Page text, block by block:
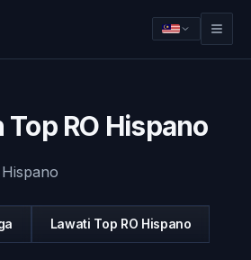
RO Hispano
Lawati Top RO Hispano